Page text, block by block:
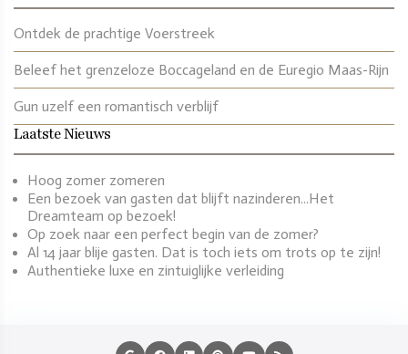
Ontdek de prachtige Voerstreek
Beleef het grenzeloze Boccageland en de Euregio Maas-Rijn
Gun uzelf een romantisch verblijf
Laatste Nieuws
Hoog zomer zomeren
Een bezoek van gasten dat blijft nazinderen...Het
Dreamteam op bezoek!
Op zoek naar een perfect begin van de zomer?
Al 14 jaar blije gasten. Dat is toch iets om trots op te zijn!
Authentieke luxe en zintuiglijke verleiding